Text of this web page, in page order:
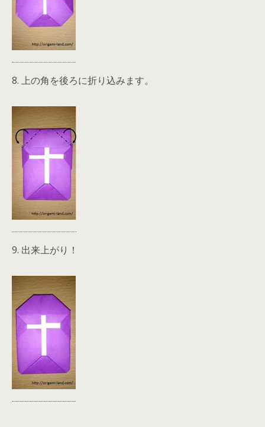
8. 上の角を後ろに折り込みます。
9. 出来上がり！